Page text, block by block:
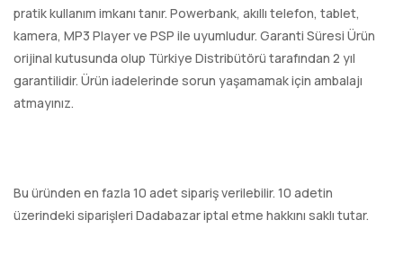
pratik kullanım imkanı tanır. Powerbank, akıllı telefon, tablet,
kamera, MP3 Player ve PSP ile uyumludur. Garanti Süresi Ürün
orijinal kutusunda olup Türkiye Distribütörü tarafından 2 yıl
garantilidir. Ürün iadelerinde sorun yaşamamak için ambalajı
atmayınız.
Bu üründen en fazla 10 adet sipariş verilebilir. 10 adetin
üzerindeki siparişleri Dadabazar iptal etme hakkını saklı tutar.